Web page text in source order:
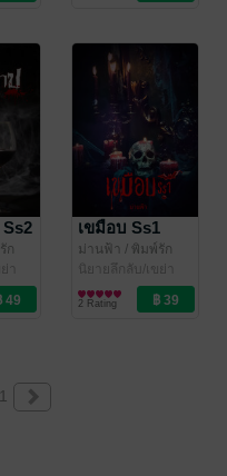
ก
า
เขมือบ Ss1
ม่านฟ้า / พิมพ์รัก
ด้วยอักษร
นิยายลึกลับ/เขย่า
ขวัญ
2 Rating